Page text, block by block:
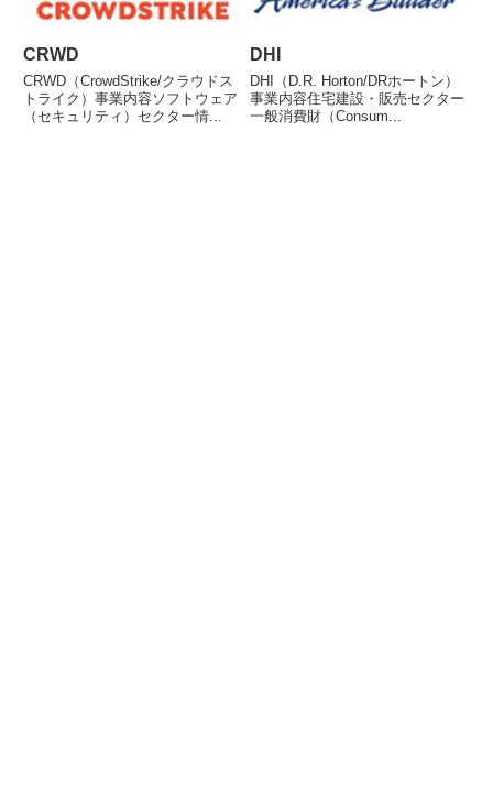
CRWD
CRWD（CrowdStrike/クラウドス
トライク）事業内容ソフトウェア
（セキュリティ）セクター情...
DHI
DHI（D.R. Horton/DRホートン）
事業内容住宅建設・販売セクター
一般消費財（Consum...